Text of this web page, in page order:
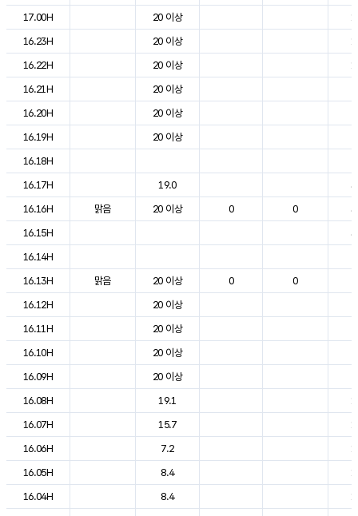
17.00H
20 이상
16.23H
20 이상
16.22H
20 이상
16.21H
20 이상
16.20H
20 이상
16.19H
20 이상
16.18H
16.17H
19.0
16.16H
맑음 20 이상 0 0
16.15H
16.14H
16.13H
맑음 20 이상 0 0
16.12H
20 이상
16.11H
20 이상
16.10H
20 이상
16.09H
20 이상
16.08H
19.1
16.07H
15.7
16.06H
7.2
16.05H
8.4
16.04H
8.4